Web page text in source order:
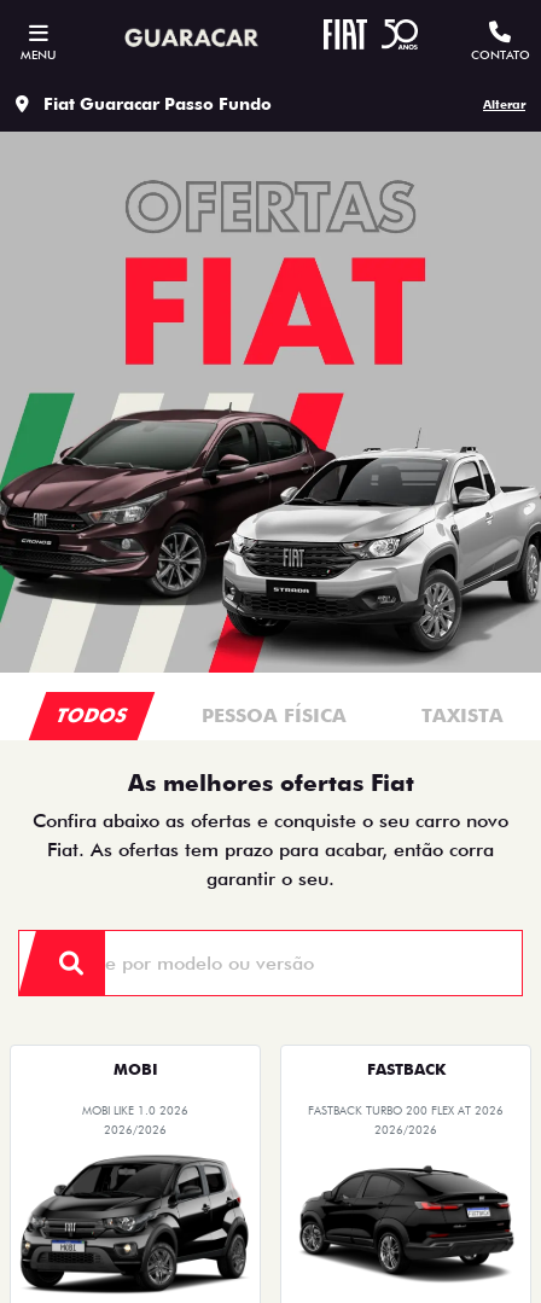
MENU CONTATO
Fiat Guaracar Passo Fundo Alterar
TODOS PESSOA FÍSICA TAXISTA
As melhores ofertas Fiat
Confira abaixo as ofertas e conquiste o seu carro novo
Fiat. As ofertas tem prazo para acabar, então corra
garantir o seu.
MOBI
MOBI LIKE 1.0 2026
2026/2026
FASTBACK
FASTBACK TURBO 200 FLEX AT 2026
2026/2026